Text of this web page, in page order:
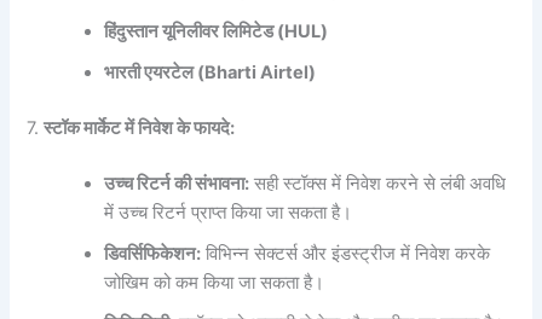
हिंदुस्तान यूनिलीवर लिमिटेड (HUL)
भारती एयरटेल (Bharti Airtel)
7.स्टॉक मार्केट में निवेश के फायदे:
उच्च रिटर्न की संभावना: सही स्टॉक्स में निवेश करने से लंबी अवधि
में उच्च रिटर्न प्राप्त किया जा सकता है।
डिवर्सिफिकेशन: विभिन्न सेक्टर्स और इंडस्ट्रीज में निवेश करके
जोखिम को कम किया जा सकता है।